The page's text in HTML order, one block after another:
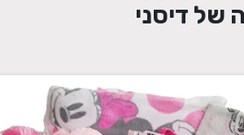
של דיסני